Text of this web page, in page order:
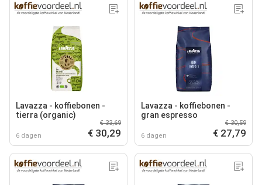
Lavazza - koffiebonen -
tierra (organic)
6 dagen
€ 33,69
€ 30,29
Lavazza - koffiebonen -
gran espresso
6 dagen
€ 30,59
€ 27,79